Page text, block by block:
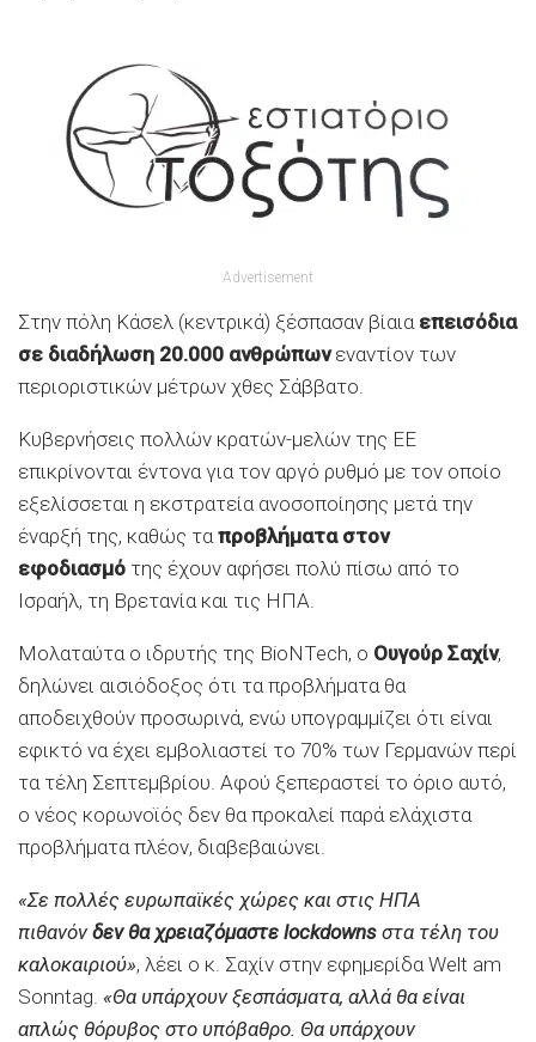
Advertisement
Στην πόλη Κάσελ (κεντρικά) ξέσπασαν βίαια επεισόδια
σε διαδήλωση 20.000 ανθρώπωνεναντίον των
περιοριστικών μέτρων χθες Σάββατο.
Κυβερνήσεις πολλών κρατών-μελών της ΕΕ
επικρίνονται έντονα για τον αργό ρυθμό με τον οποίο
εξελίσσεται η εκστρατεία ανοσοποίησης μετά την
έναρξή της, καθώς τα προβλήματα στον
εφοδιασμό της έχουν αφήσει πολύ πίσω από το
Ισραήλ, τη Βρετανία και τις ΗΠΑ.
Μολαταύτα ο ιδρυτής της BioNTech, ο Ουγούρ Σαχίν,
δηλώνει αισιόδοξος ότι τα προβλήματα θα
αποδειχθούν προσωρινά, ενώ υπογραμμίζει ότι είναι
εφικτό να έχει εμβολιαστεί το 70% των Γερμανών περί
τα τέλη Σεπτεμβρίου. Αφού ξεπεραστεί το όριο αυτό,
ο νέος κορωνοϊός δεν θα προκαλεί παρά ελάχιστα
προβλήματα πλέον, διαβεβαιώνει.
«Σε πολλές ευρωπαϊκές χώρες και στις ΗΠΑ
πιθανόνδεν θα χρειαζόμαστε lockdowns στα τέλη του
καλοκαιριού», λέει ο κ. Σαχίν στην εφημερίδα Welt am
Sonntag. «Θα υπάρχουν ξεσπάσματα, αλλά θα είναι
απλώς θόρυβος στο υπόβαθρο. Θα υπάρχουν